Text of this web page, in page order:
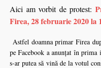
Aici am vorbit de protest:
Firea, 28 februarie 2020 la
Astfel doamna primar Firea
pe Facebook a anunţat în prima
s-ar putea să vină de la votul